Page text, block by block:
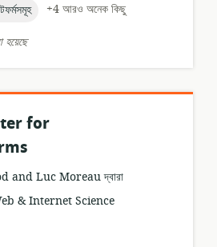
+4 আরও অনেক কিছু
for
Luc Moreau দ্বারা
& Internet Science